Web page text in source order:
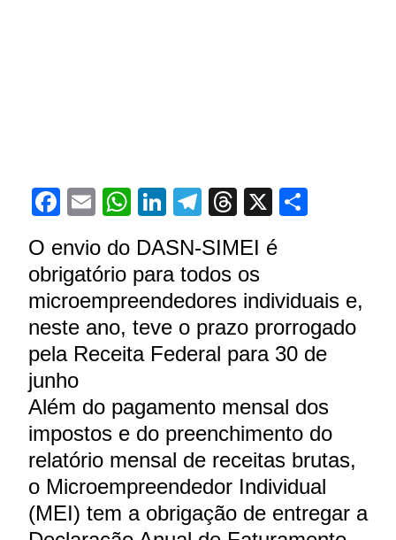
Facebook
EmailWhatsApp
LinkedIn
Telegram
Threads
X
O envio do DASN-SIMEI é
obrigatório para todos os
microempreendedores individuais e,
neste ano, teve o prazo prorrogado
pela Receita Federal para 30 de
junho
Além do pagamento mensal dos
impostos e do preenchimento do
relatório mensal de receitas brutas,
o Microempreendedor Individual
(MEI) tem a obrigação de entregar a